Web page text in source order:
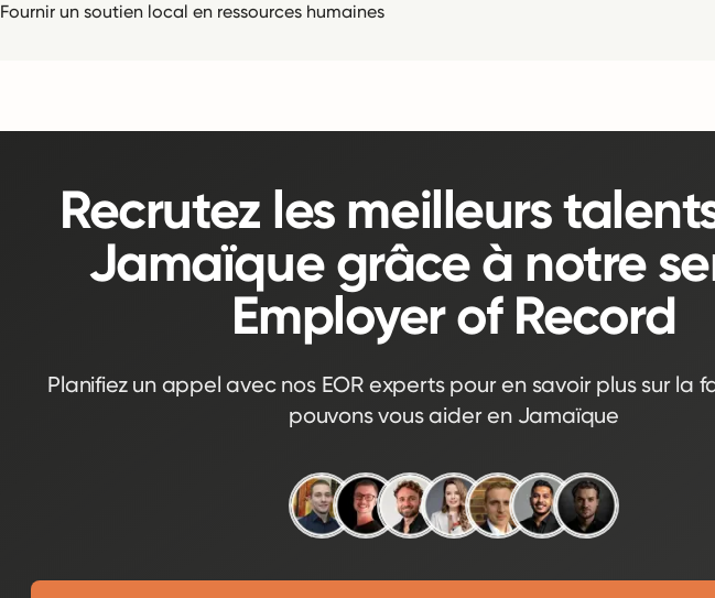
Fournir un soutien local en ressources humaines
Recrutez les meilleurs
Jamaïque grâce à notre
Employer of Record
Planifiez un appel avec nos EOR experts pour en savoir plus sur la
pouvons vous aider en Jamaïque